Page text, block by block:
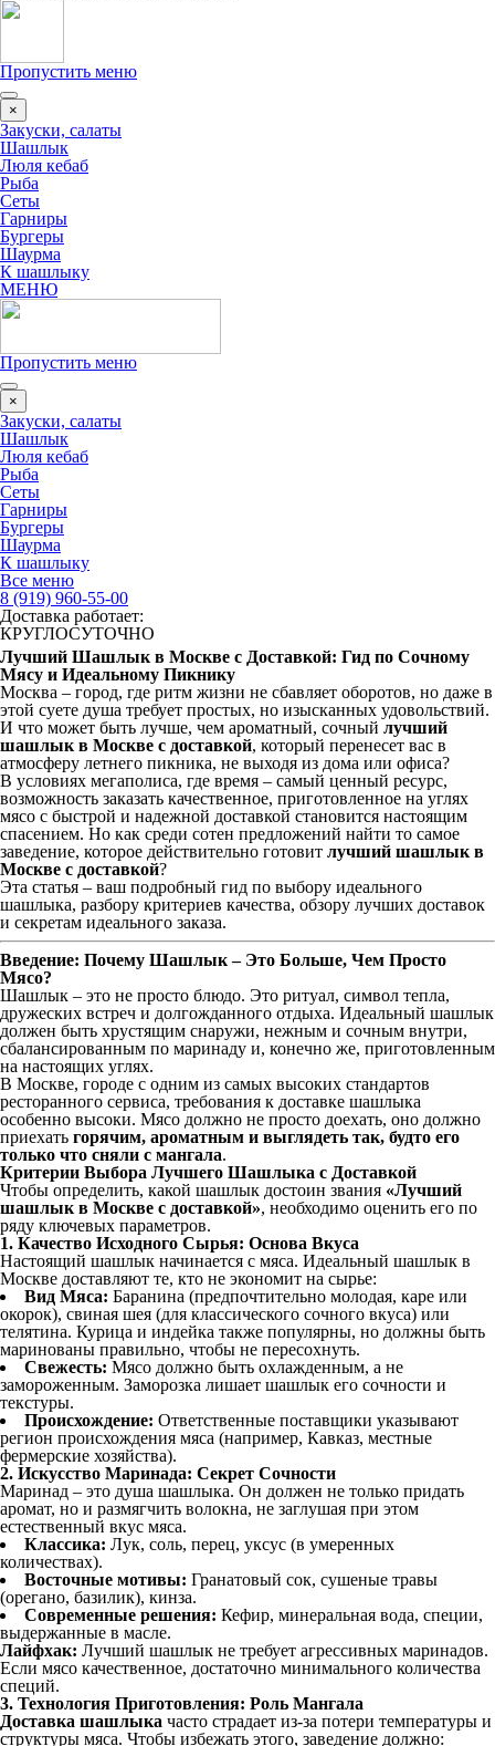
Пропустить меню
×
Закуски, салаты
Шашлык
Люля кебаб
Рыба
Сеты
Гарниры
Бургеры
Шаурма
К шашлыку
МЕНЮ
Пропустить меню
×
Закуски, салаты
Шашлык
Люля кебаб
Рыба
Сеты
Гарниры
Бургеры
Шаурма
К шашлыку
Все меню
8 (919) 960-55-00
Доставка работает:
КРУГЛОСУТОЧНО
Лучший Шашлык в Москве с Доставкой: Гид по Сочному
Мясу и Идеальному Пикнику
Москва – город, где ритм жизни не сбавляет оборотов, но даже в
этой суете душа требует простых, но изысканных удовольствий.
И что может быть лучше, чем ароматный, сочный лучший
шашлык в Москве с доставкой, который перенесет вас в
атмосферу летнего пикника, не выходя из дома или офиса?
В условиях мегаполиса, где время – самый ценный ресурс,
возможность заказать качественное, приготовленное на углях
мясо с быстрой и надежной доставкой становится настоящим
спасением. Но как среди сотен предложений найти то самое
заведение, которое действительно готовит лучший шашлык в
Москве с доставкой?
Эта статья – ваш подробный гид по выбору идеального
шашлыка, разбору критериев качества, обзору лучших доставок
и секретам идеального заказа.
Введение: Почему Шашлык – Это Больше, Чем Просто
Мясо?
Шашлык – это не просто блюдо. Это ритуал, символ тепла,
дружеских встреч и долгожданного отдыха. Идеальный шашлык
должен быть хрустящим снаружи, нежным и сочным внутри,
сбалансированным по маринаду и, конечно же, приготовленным
на настоящих углях.
В Москве, городе с одним из самых высоких стандартов
ресторанного сервиса, требования к доставке шашлыка
особенно высоки. Мясо должно не просто доехать, оно должно
приехать горячим, ароматным и выглядеть так, будто его
только что сняли с мангала.
Критерии Выбора Лучшего Шашлыка с Доставкой
Чтобы определить, какой шашлык достоин звания «Лучший
шашлык в Москве с доставкой», необходимо оценить его по
ряду ключевых параметров.
1. Качество Исходного Сырья: Основа Вкуса
Настоящий шашлык начинается с мяса. Идеальный шашлык в
Москве доставляют те, кто не экономит на сырье:
Вид Мяса: Баранина (предпочтительно молодая, каре или
окорок), свиная шея (для классического сочного вкуса) или
телятина. Курица и индейка также популярны, но должны быть
маринованы правильно, чтобы не пересохнуть.
Свежесть: Мясо должно быть охлажденным, а не
замороженным. Заморозка лишает шашлык его сочности и
текстуры.
Происхождение: Ответственные поставщики указывают
регион происхождения мяса (например, Кавказ, местные
фермерские хозяйства).
2. Искусство Маринада: Секрет Сочности
Маринад – это душа шашлыка. Он должен не только придать
аромат, но и размягчить волокна, не заглушая при этом
естественный вкус мяса.
Классика: Лук, соль, перец, уксус (в умеренных
количествах).
Восточные мотивы: Гранатовый сок, сушеные травы
(орегано, базилик), кинза.
Современные решения: Кефир, минеральная вода, специи,
выдержанные в масле.
Лайфхак: Лучший шашлык не требует агрессивных маринадов.
Если мясо качественное, достаточно минимального количества
специй.
3. Технология Приготовления: Роль Мангала
Доставка шашлыка часто страдает из-за потери температуры и
структуры мяса. Чтобы избежать этого, заведение должно: